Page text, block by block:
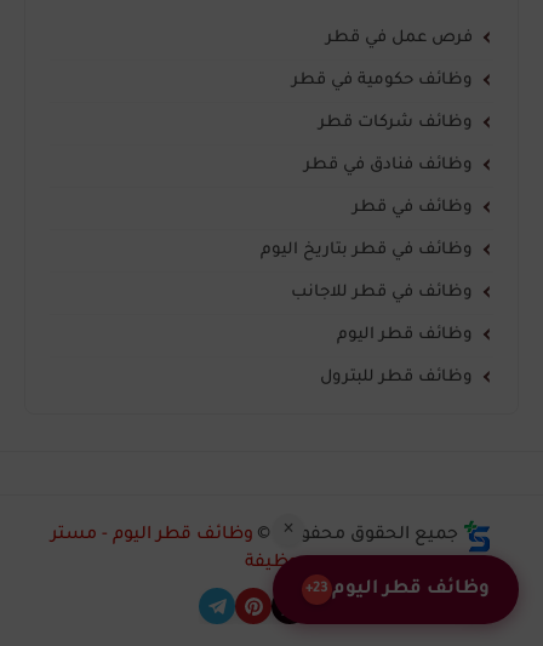
فرص عمل في قطر
وظائف حكومية في قطر
وظائف شركات قطر
وظائف فنادق في قطر
وظائف في قطر
وظائف في قطر بتاريخ اليوم
وظائف في قطر للاجانب
وظائف قطر اليوم
وظائف قطر للبترول
×
وظائف قطر اليوم 23+
جميع الحقوق محفوظة © وظائف قطر اليوم - مستر
وظيفة